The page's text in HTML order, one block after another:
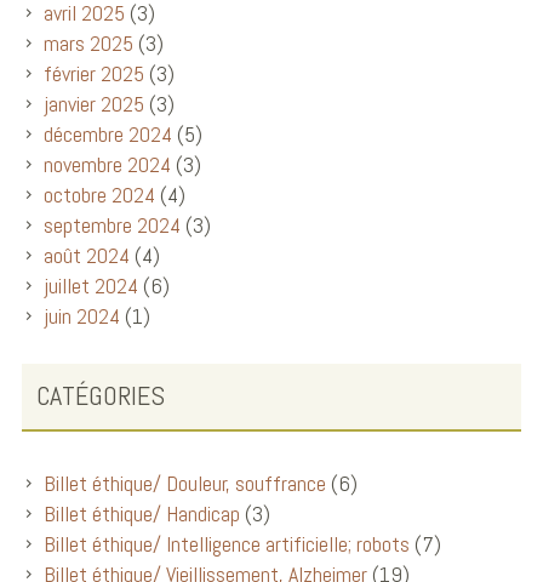
avril 2025 (3)
mars 2025 (3)
février 2025 (3)
janvier 2025 (3)
décembre 2024 (5)
novembre 2024 (3)
octobre 2024 (4)
septembre 2024 (3)
août 2024 (4)
juillet 2024 (6)
juin 2024 (1)
CATÉGORIES
Billet éthique/ Douleur, souffrance (6)
Billet éthique/ Handicap (3)
Billet éthique/ Intelligence artificielle; robots (7)
Billet éthique/ Vieillissement, Alzheimer(19)